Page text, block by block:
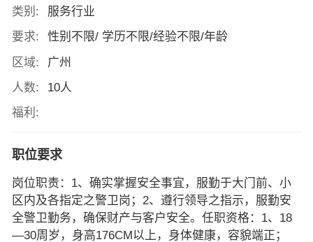
类别:
服务行业
要求:
性别不限/ 学历不限/经验不限/年龄
区域:
广州
人数:
10人
福利:
职位要求
岗位职责：1、确实掌握安全事宜，服勤于大门前、小
区内及各指定之警卫岗；2、遵行领导之指示，服勤安
全警卫勤务，确保财产与客户安全。任职资格：1、18
—30周岁，身高176CM以上，身体健康，容貌端正；